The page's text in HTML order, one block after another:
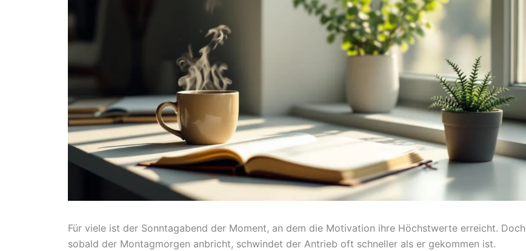
Für viele ist der Sonntagabend der Moment, an dem die Motivation ihre Höchstwerte erreicht. Doch
sobald der Montagmorgen anbricht, schwindet der Antrieb oft schneller als er gekommen ist.